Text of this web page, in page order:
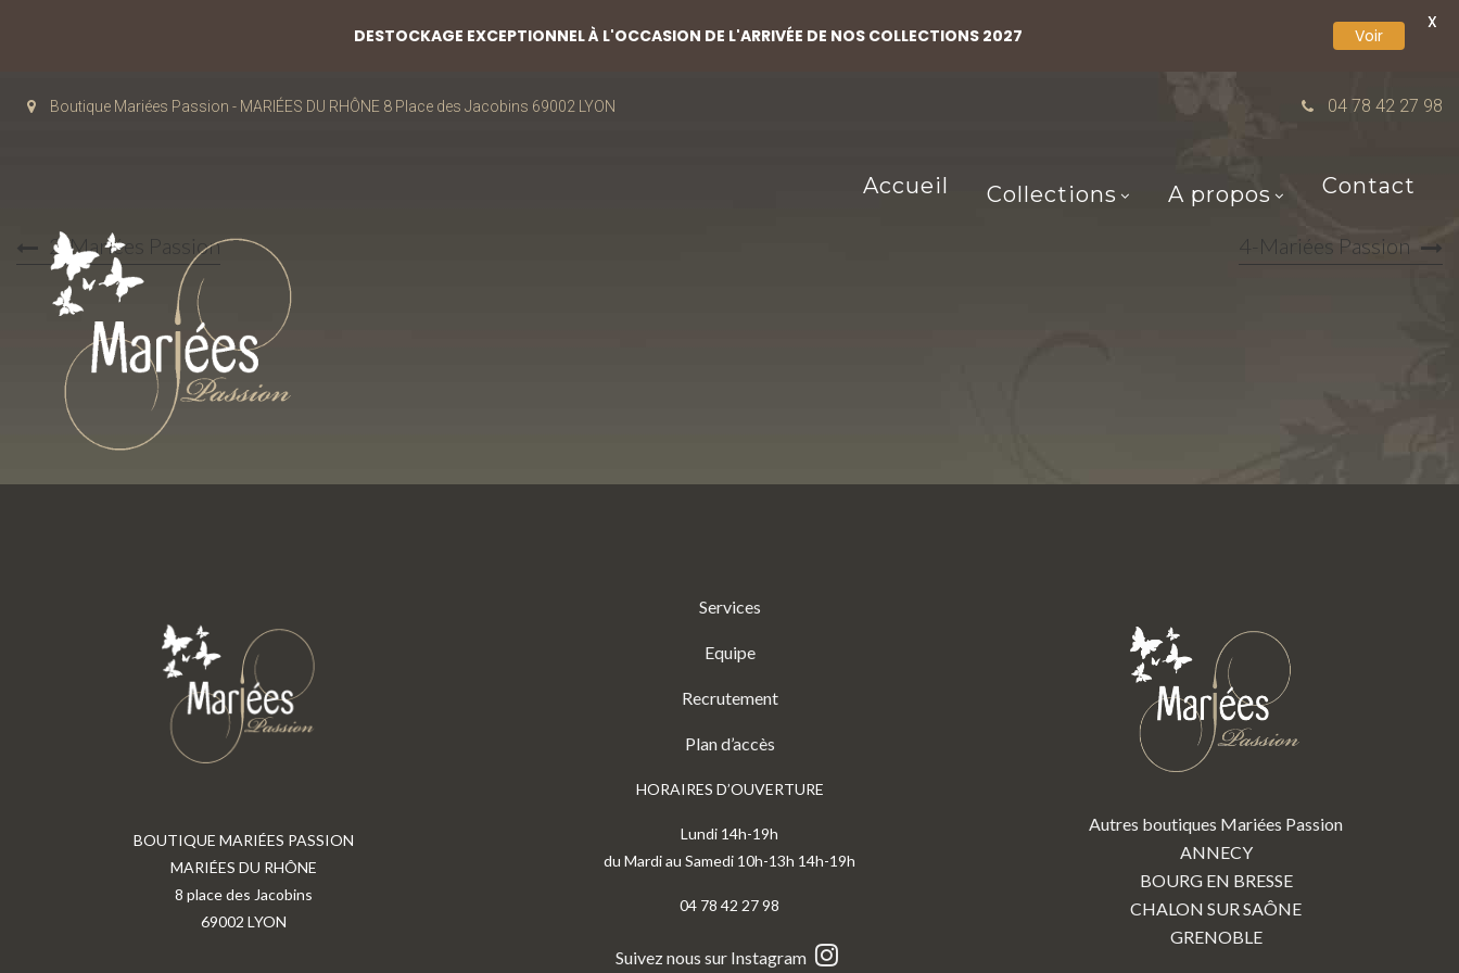
Boutique Mariées Passion - MARIÉES DU RHÔNE 8 Place des Jacobins 69002 LYON 04 78 42 27 98
Accueil Collections A propos Contact
2-Mariées Passion 4-Mariées Passion
BOUTIQUE MARIÉES PASSION
MARIÉES DU RHÔNE
8 place des Jacobins
69002 LYON
Services
Equipe
Recrutement
Plan d’accès
HORAIRES D’OUVERTURE
Lundi 14h-19h
du Mardi au Samedi 10h-13h 14h-19h
04 78 42 27 98
Suivez nous sur Instagram
Autres boutiques Mariées Passion
ANNECY
BOURG EN BRESSE
CHALON SUR SAÔNE
GRENOBLE
DESTOCKAGE EXCEPTIONNEL À L'OCCASION DE L'ARRIVÉE DE NOS COLLECTIONS 2027 Voir
X